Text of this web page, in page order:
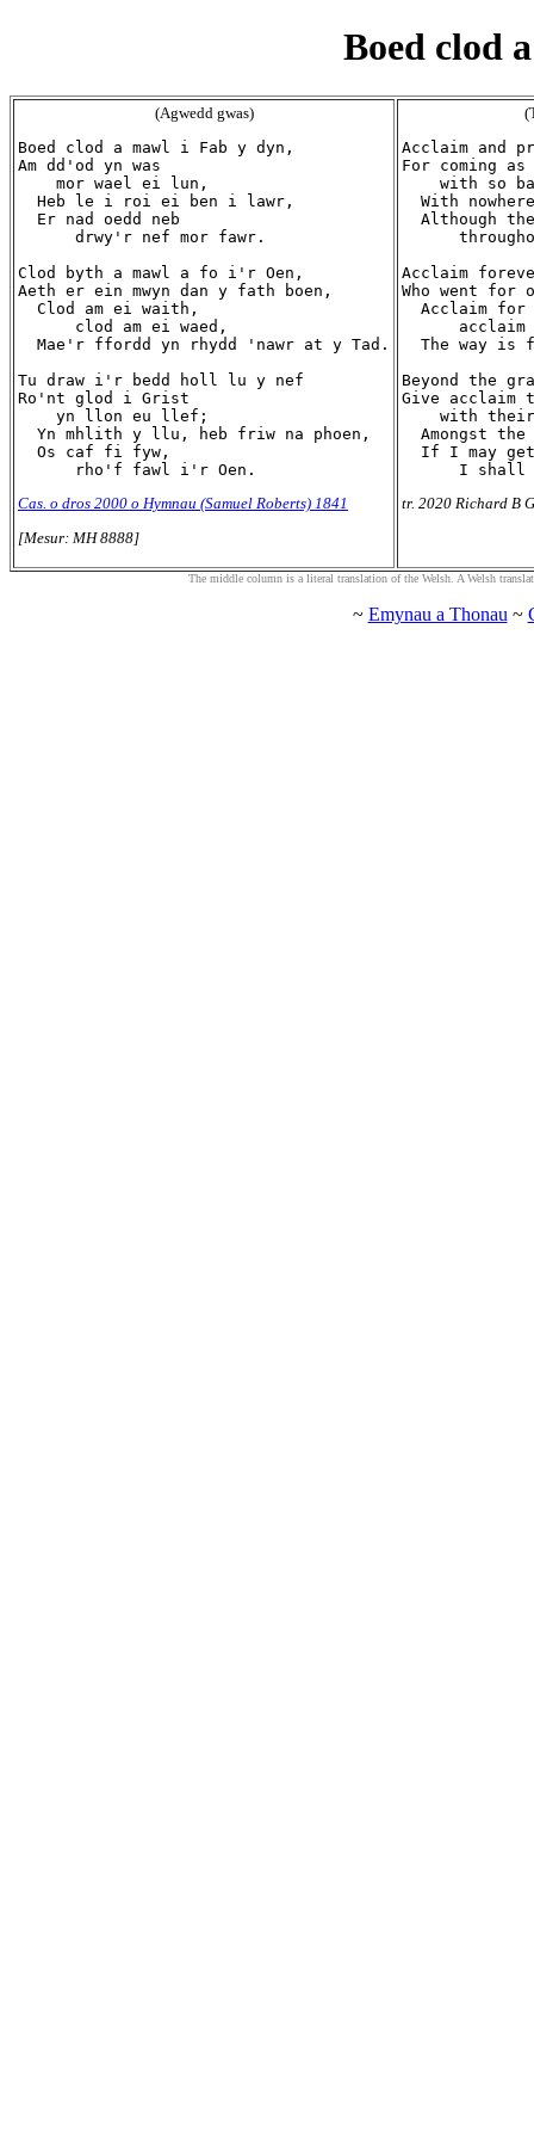
Boed clod
(Agwedd gwas)
Boed clod a mawl i Fab y dyn,
Am dd'od yn was
    mor wael ei lun,
  Heb le i roi ei ben i lawr,
  Er nad oedd neb
      drwy'r nef mor fawr.
Clod byth a mawl a fo i'r Oen,
Aeth er ein mwyn dan y fath boen,
  Clod am ei waith,
      clod am ei waed,
  Mae'r ffordd yn rhydd 'nawr at y Tad.
Tu draw i'r bedd holl lu y nef
Ro'nt glod i Grist
    yn llon eu llef;
  Yn mhlith y llu, heb friw na phoen,
  Os caf fi fyw,
Cas. o dros 2000 o Hymnau (Samuel Roberts) 1841
[Mesur: MH 8888]
Acclaim and
For coming
with so
With
Although
Acclaim
Who went for
Acclaim for
acclaim
The way is
Beyond the
Give acclaim
with
Amongst the
If I may
tr. 2020 Richard B
The middle column is a literal translation of the Welsh. A Welsh
~ Emynau a Thonau ~